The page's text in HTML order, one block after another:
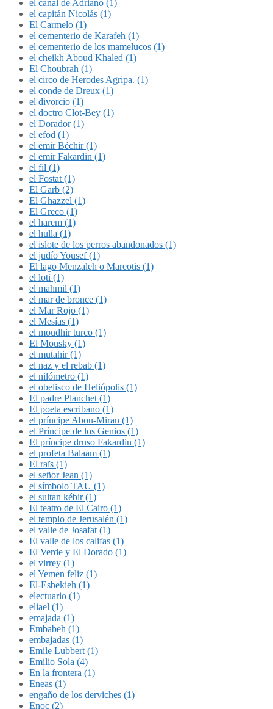
el canal de Adriano (1)
el capitán Nicolás (1)
El Carmelo (1)
el cementerio de Karafeh (1)
el cementerio de los mamelucos (1)
el cheikh Aboud Khaled (1)
El Choubrah (1)
el circo de Herodes Agripa. (1)
el conde de Dreux (1)
el divorcio (1)
el doctro Clot-Bey (1)
el Dorador (1)
el efod (1)
el emir Béchir (1)
el emir Fakardin (1)
el fil (1)
el Fostat (1)
El Garb (2)
El Ghazzel (1)
El Greco (1)
el harem (1)
el hulla (1)
el islote de los perros abandonados (1)
el judío Yousef (1)
El lago Menzaleh o Mareotis (1)
el loti (1)
el mahmil (1)
el mar de bronce (1)
el Mar Rojo (1)
el Mesías (1)
el moudhir turco (1)
El Mousky (1)
el mutahir (1)
el naz y el rebab (1)
el nilómetro (1)
el obelisco de Heliópolis (1)
El padre Planchet (1)
El poeta escribano (1)
el príncipe Abou-Miran (1)
el Príncipe de los Genios (1)
El príncipe druso Fakardin (1)
el profeta Balaam (1)
El raïs (1)
el señor Jean (1)
el símbolo TAU (1)
el sultan kébir (1)
El teatro de El Cairo (1)
el templo de Jerusalén (1)
el valle de Josafat (1)
El valle de los califas (1)
El Verde y El Dorado (1)
el virrey (1)
el Yemen feliz (1)
El-Esbekieh (1)
electuario (1)
eliael (1)
emajada (1)
Embabeh (1)
embajadas (1)
Emile Lubbert (1)
Emilio Sola (4)
En la frontera (1)
Eneas (1)
engaño de los derviches (1)
Enoc (2)